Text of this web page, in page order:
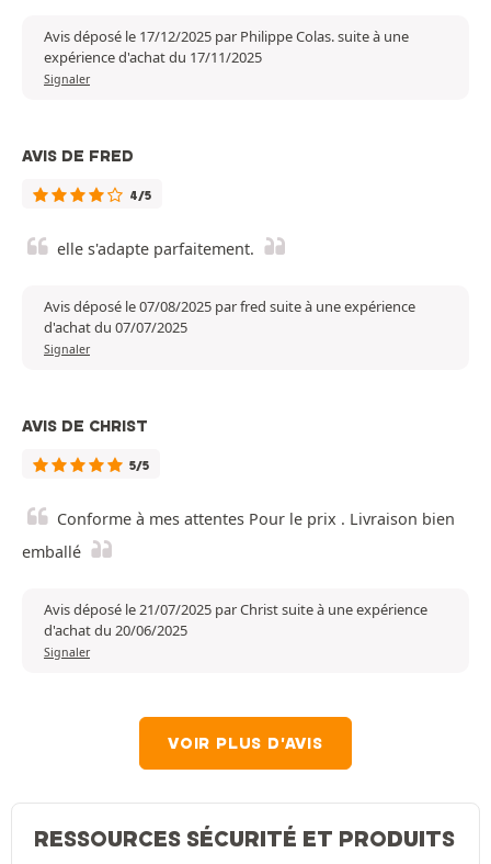
Avis déposé le 17/12/2025 par Philippe Colas. suite à une
expérience d'achat du 17/11/2025
Signaler
AVIS DE FRED
4/5
elle s'adapte parfaitement.
Avis déposé le 07/08/2025 par fred suite à une expérience
d'achat du 07/07/2025
Signaler
AVIS DE CHRIST
5/5
Conforme à mes attentes Pour le prix . Livraison bien
emballé
Avis déposé le 21/07/2025 par Christ suite à une expérience
d'achat du 20/06/2025
Signaler
VOIR PLUS D'AVIS
RESSOURCES SÉCURITÉ ET PRODUITS